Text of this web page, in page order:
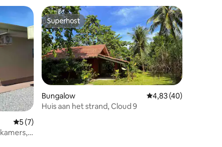
Gemiddelde beoordeling van 5 uit 5, 7 recensies
5 (7)
8
Superhost
Superhost
Bungalow Gemiddelde
4,83 (40)
Huis aan het strand, Cloud 9